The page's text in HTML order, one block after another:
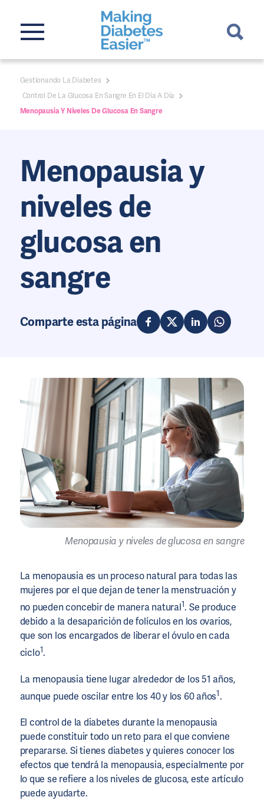
Gestionando La Diabetes
Control De La Glucosa En Sangre En El Día A Día
Menopausia Y Niveles De Glucosa En Sangre
Menopausia y
niveles de
glucosa en
sangre
Comparte esta página
Menopausia y niveles de glucosa en sangre
La menopausia es un proceso natural para todas las
mujeres por el que dejan de tener la menstruación y
no pueden concebir de manera natural1. Se produce
debido a la desaparición de folículos en los ovarios,
que son los encargados de liberar el óvulo en cada
ciclo1.
La menopausia tiene lugar alrededor de los 51 años,
aunque puede oscilar entre los 40 y los 60 años1.
El control de la diabetes durante la menopausia
puede constituir todo un reto para el que conviene
prepararse. Si tienes diabetes y quieres conocer los
efectos que tendrá la menopausia, especialmente por
lo que se refiere a los niveles de glucosa, este artículo
puede ayudarte.